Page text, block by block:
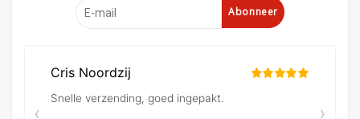
Abonneer